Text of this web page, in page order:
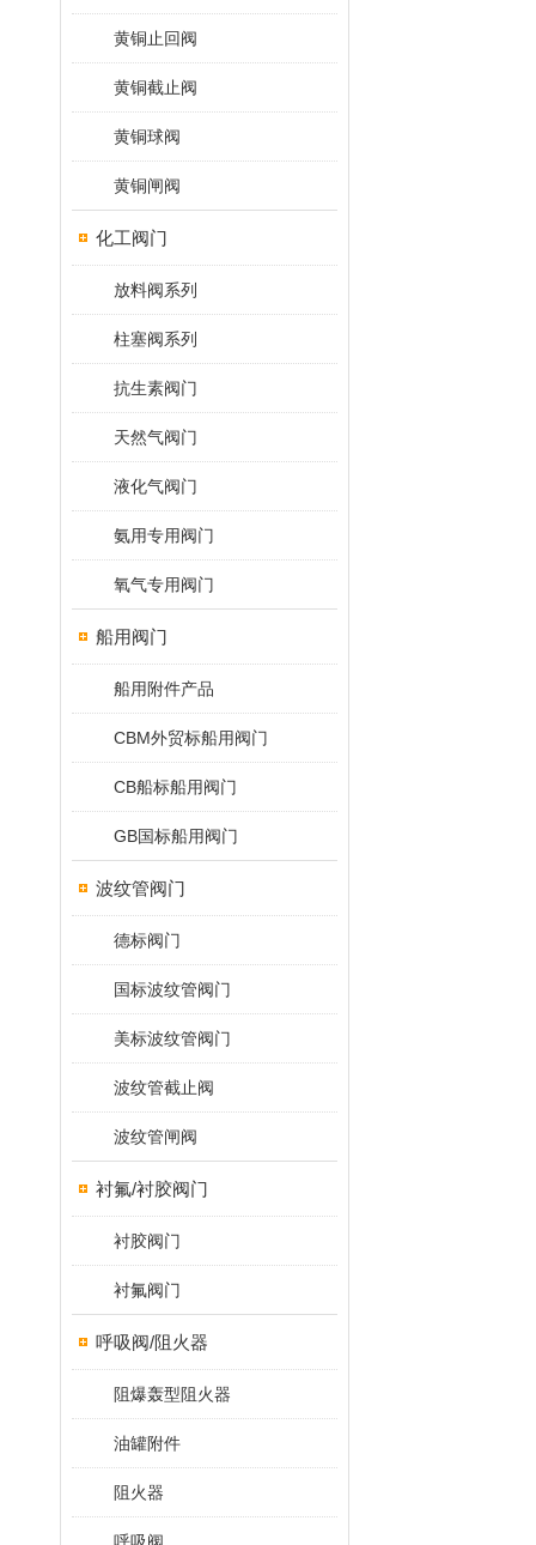
黄铜止回阀
黄铜截止阀
黄铜球阀
黄铜闸阀
化工阀门
放料阀系列
柱塞阀系列
抗生素阀门
天然气阀门
液化气阀门
氨用专用阀门
氧气专用阀门
船用阀门
船用附件产品
CBM外贸标船用阀门
CB船标船用阀门
GB国标船用阀门
波纹管阀门
德标阀门
国标波纹管阀门
美标波纹管阀门
波纹管截止阀
波纹管闸阀
衬氟/衬胶阀门
衬胶阀门
衬氟阀门
呼吸阀/阻火器
阻爆轰型阻火器
油罐附件
阻火器